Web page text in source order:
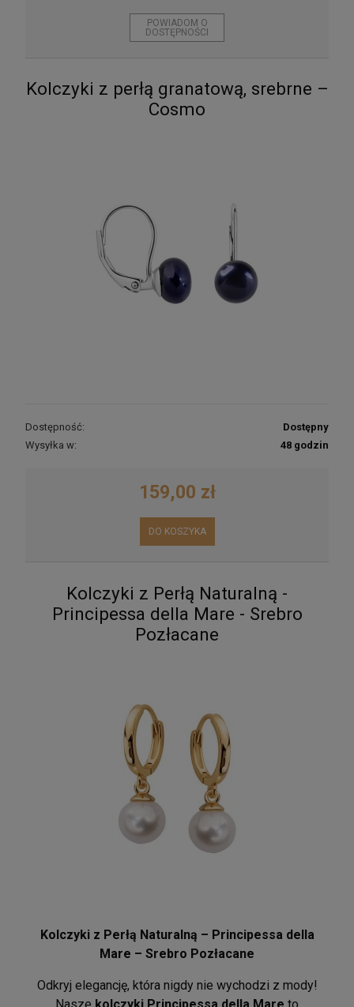
135,00 zł
POWIADOM O DOSTĘPNOŚCI
POWIADOM O
DOSTĘPNOŚCI
Kolczyki z perłą granatową, srebrne –
Cosmo
Dostępność:
Dostępny
Wysyłka w:
48 godzin
159,00 zł
DO KOSZYKA
Kolczyki z Perłą Naturalną -
Principessa della Mare - Srebro
Pozłacane
Kolczyki z Perłą Naturalną – Principessa della
Mare – Srebro Pozłacane
Odkryj elegancję, która nigdy nie wychodzi z mody!